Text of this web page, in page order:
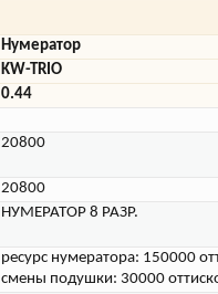
Нумератор
KW-TRIO
0.44
20800
20800
НУМЕРАТОР 8 РАЗР.
ресурс нумератора: 150000
смены подушки: 30000